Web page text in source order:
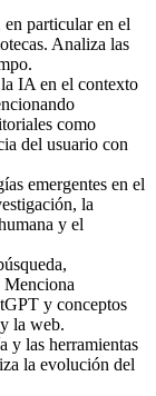
particular en el
Analiza las
IA en el contexto
como
del usuario con
emergentes en el
la
y el
Menciona
y conceptos
la web.
y las herramientas
la evolución del